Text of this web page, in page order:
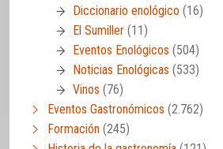
Diccionario enológico (16)
El Sumiller (11)
Eventos Enológicos (504)
Noticias Enológicas (533)
Vinos (76)
Eventos Gastronómicos (2.762)
Formación (245)